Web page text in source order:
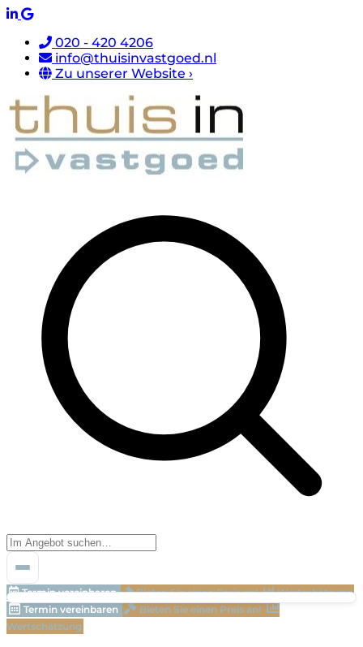
020 - 420 4206
info@thuisinvastgoed.nl
Zu unserer Website ›
Termin vereinbaren Bieten Sie einen Preis an!
Wertschätzung
Termin vereinbaren
Bieten Sie einen Preis an!
Wertschätzung